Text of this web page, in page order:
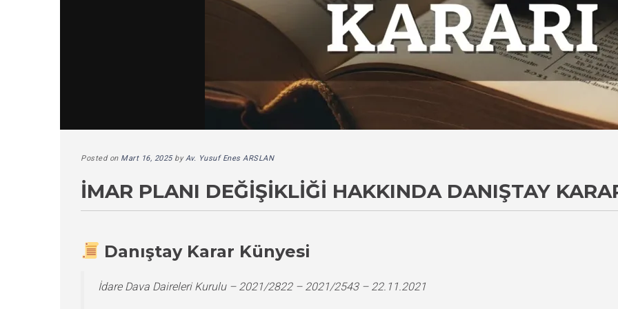
Posted on Mart 16, 2025byAv. Yusuf Enes ARSLAN
İMAR PLANI DEĞIŞIKLIĞI HAKKINDA DANIŞTAY
Danıştay Karar Künyesi
İdare Dava Daireleri Kurulu – 2021/2822 – 2021/2543 – 22.11.2021